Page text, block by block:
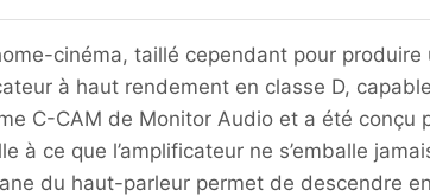
cinéma, taillé cependant pour produire
à haut rendement en classe D,
C-CAM de Monitor Audio et a été conçu
ce que l’amplificateur ne s’emballe
du haut-parleur permet de descendre